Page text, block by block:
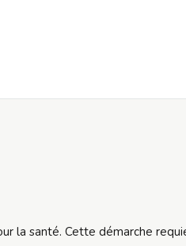
la santé. Cette démarche